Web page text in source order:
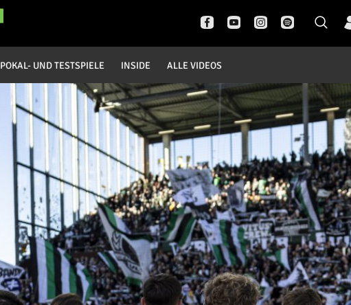
POKAL- UND TESTSPIELE INSIDE ALLE VIDEOS
Pokal- und Testspiele
DFB Pokal
Champions League
Europa League
Inside
News
Interviews
Pressekonferenzen
Rund um Borussia
Trainingslager
Buntes
Historie
English